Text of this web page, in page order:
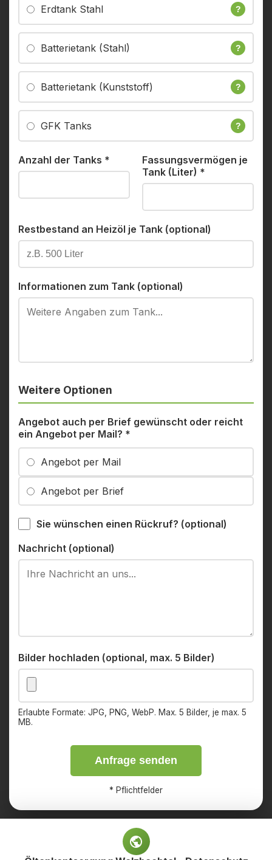
Erdtank Stahl ?
Batterietank (Stahl) ?
Batterietank (Kunststoff) ?
GFK Tanks ?
Anzahl der Tanks *
Fassungsvermögen je
Tank (Liter) *
Restbestand an Heizöl je Tank (optional)
Informationen zum Tank (optional)
Weitere Optionen
Angebot auch per Brief gewünscht oder reicht
ein Angebot per Mail? *
Angebot per Mail
Angebot per Brief
Sie wünschen einen Rückruf? (optional)
Nachricht (optional)
Bilder hochladen (optional, max. 5 Bilder)
Erlaubte Formate: JPG, PNG, WebP. Max. 5 Bilder, je max. 5
MB.
Anfrage senden
* Pflichtfelder